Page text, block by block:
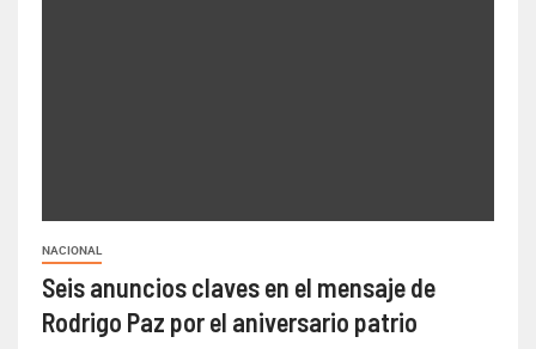
NACIONAL
Seis anuncios claves en el mensaje de
Rodrigo Paz por el aniversario patrio